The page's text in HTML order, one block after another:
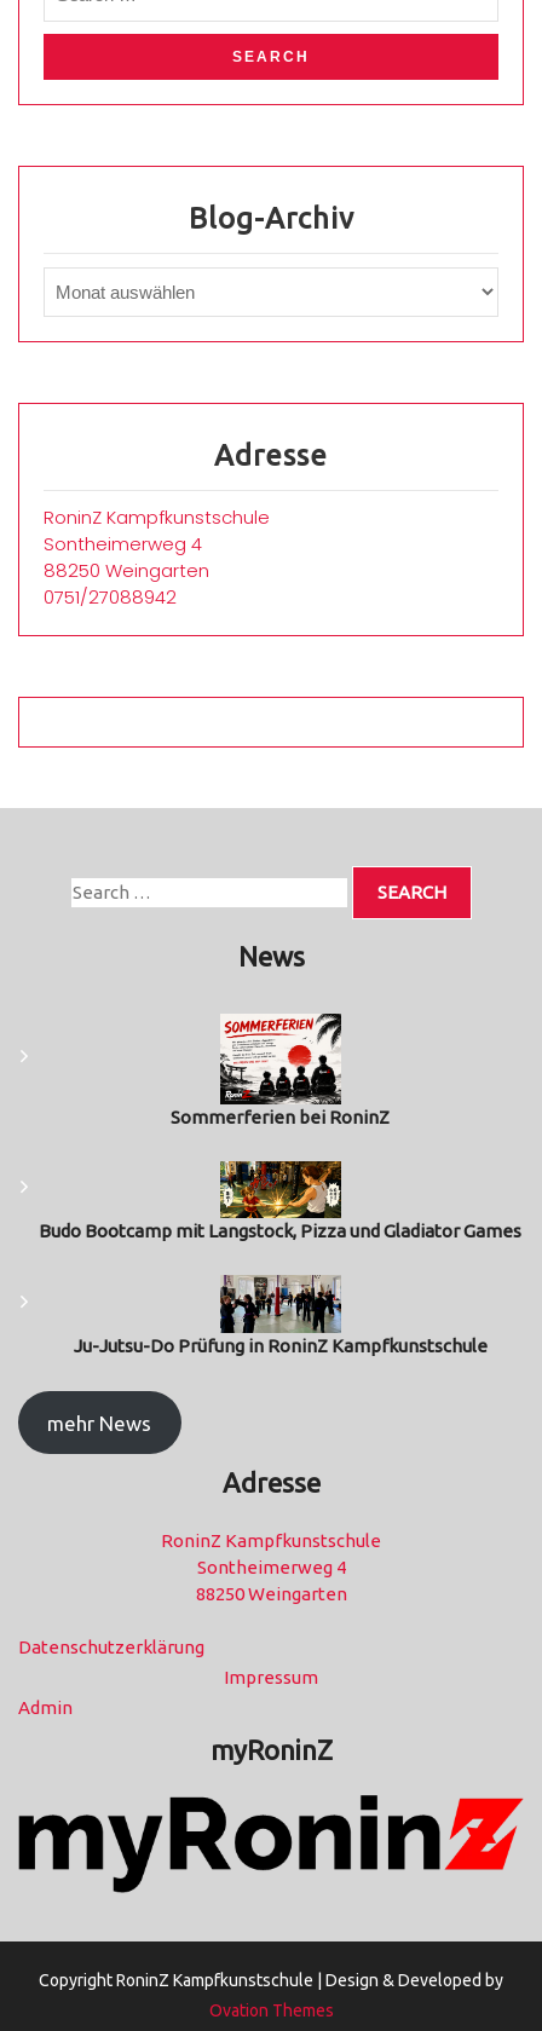
Blog-Archiv
Adresse
RoninZ Kampfkunstschule
Sontheimerweg 4
88250 Weingarten
0751/27088942
News
Sommerferien bei RoninZ
Budo Bootcamp mit Langstock, Pizza und Gladiator Games
Ju-Jutsu-Do Prüfung in RoninZ Kampfkunstschule
mehr News
Adresse
RoninZ Kampfkunstschule
Sontheimerweg 4
88250 Weingarten
Datenschutzerklärung
Impressum
Admin
myRoninZ
Copyright RoninZ Kampfkunstschule |
Design & Developed by
Ovation Themes